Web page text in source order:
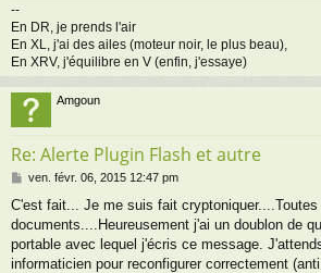
--
En DR, je prends l'air
En XL, j'ai des ailes (moteur noir, le plus beau),
En XRV, j'équilibre en V (enfin, j'essaye)
Amgoun
Re: Alerte Plugin Flash et autre
M
s
s
a
g
ven. févr. 06, 2015 12:47 pm
C'est fait... Je me suis fait cryptoniquer....Toutes
documents....Heureusement j'ai un doublon de
portable avec lequel j'écris ce message.
informaticien pour reconfigurer correctement